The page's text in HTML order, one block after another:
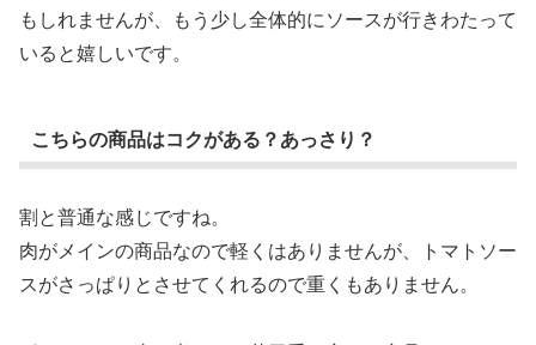
もしれませんが、もう少し全体的にソースが行きわたって
いると嬉しいです。
こちらの商品はコクがある？あっさり？
割と普通な感じですね。
肉がメインの商品なので軽くはありませんが、トマトソー
スがさっぱりとさせてくれるので重くもありません。